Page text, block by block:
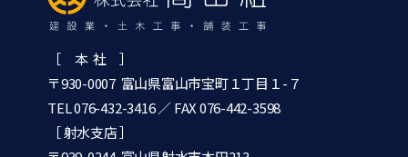
［ 本 社 ］
〒930-0007 富山県富山市宝町１丁目１-７
TEL 076-432-3416／ FAX 076-442-3598
［ 射水支店 ］